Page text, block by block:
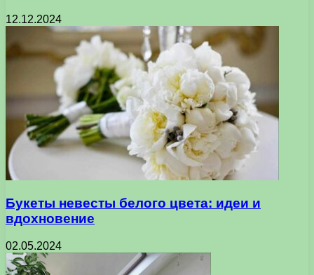
12.12.2024
Букеты невесты белого цвета: идеи и
вдохновение
02.05.2024